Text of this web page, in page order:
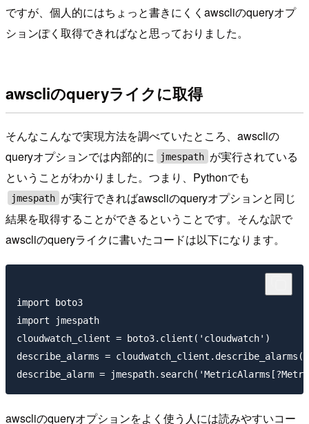
ですが、個人的にはちょっと書きにくくawscliのqueryオプ
ションぽく取得できればなと思っておりました。
awscliのqueryライクに取得
そんなこんなで実現方法を調べていたところ、awscliの
queryオプションでは内部的に
jmespath が実行されている
ということがわかりました。つまり、Pythonでも
jmespath が実行できればawscliのqueryオプションと同じ
結果を取得することができるということです。そんな訳で
awscliのqueryライクに書いたコードは以下になります。
import boto3
import jmespath
cloudwatch_client = boto3.client('cloudwatch')
describe_alarms = cloudwatch_client.describe_alarms()
awscliのqueryオプションをよく使う人には読みやすいコー